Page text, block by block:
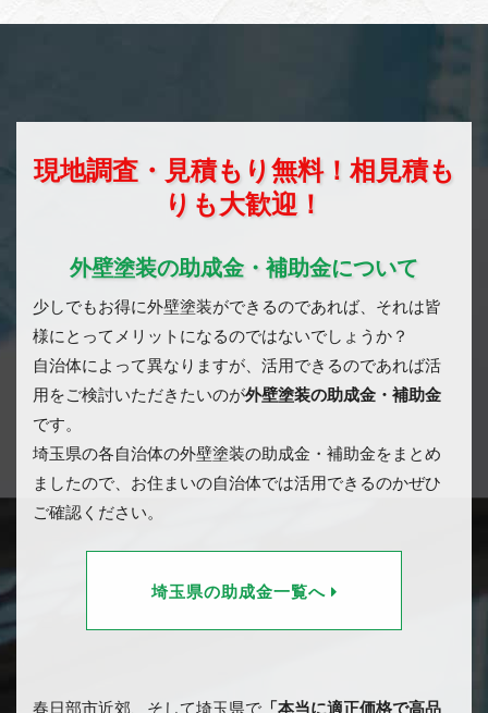
現地調査・見積もり無料！相見積も
りも大歓迎！
外壁塗装の助成金・補助金について
少しでもお得に外壁塗装ができるのであれば、それは皆
様にとってメリットになるのではないでしょうか？
自治体によって異なりますが、活用できるのであれば活
用をご検討いただきたいのが外壁塗装の助成金・補助金
です。
埼玉県の各自治体の外壁塗装の助成金・補助金をまとめ
ましたので、お住まいの自治体では活用できるのかぜひ
ご確認ください。
埼玉県の助成金一覧へ
春日部市近郊、そして埼玉県で 「本当に適正価格で高品